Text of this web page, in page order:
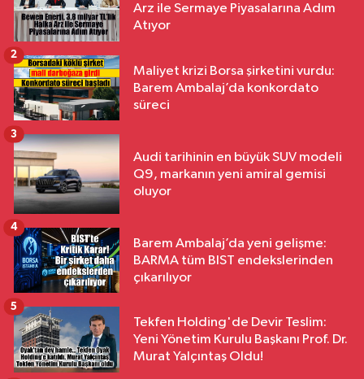
Arz ile Sermaye Piyasalarına Adım
Atıyor
Maliyet krizi Borsa şirketini vurdu:
Barem Ambalaj’da konkordato
süreci
2
Audi tarihinin en büyük SUV modeli
Q9, markanın yeni amiral gemisi
oluyor
3
Barem Ambalaj’da yeni gelişme:
BARMA tüm BIST endekslerinden
çıkarılıyor
4
Tekfen Holding'de Devir Teslim:
Yeni Yönetim Kurulu Başkanı Prof. Dr.
Murat Yalçıntaş Oldu!
5